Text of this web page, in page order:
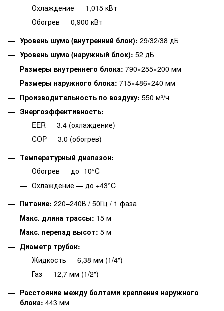
Охлаждение — 1,015 кВт
Обогрев — 0,900 кВт
Уровень шума (внутренний блок): 29/32/38 дБ
Уровень шума (наружный блок): 52 дБ
Размеры внутреннего блока: 790×255×200 мм
Размеры наружного блока: 715×486×240 мм
Производительность по воздуху: 550 м³/ч
Энергоэффективность:
EER — 3.4 (охлаждение)
COP — 3.0 (обогрев)
Температурный диапазон:
Обогрев — до -10°C
Охлаждение — до +43°C
Питание: 220–240В / 50Гц / 1 фаза
Макс. длина трассы: 15 м
Макс. перепад высот: 5 м
Диаметр трубок:
Жидкость — 6,38 мм (1/4")
Газ — 12,7 мм (1/2")
Расстояние между болтами крепления наружного
блока: 443 мм